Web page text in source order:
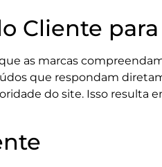
Cliente para
as marcas
que respondam
do site. Isso resulta